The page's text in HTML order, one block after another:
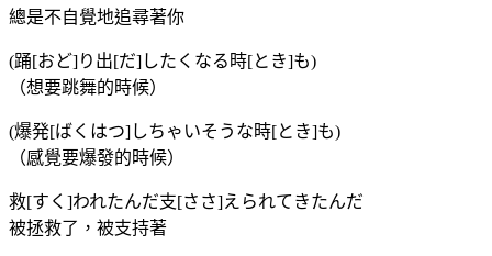
總是不自覺地追尋著你
(踊[おど]り出[だ]したくなる時[とき]も)
（想要跳舞的時候）
(爆発[ばくはつ]しちゃいそうな時[とき]も)
（感覺要爆發的時候）
救[すく]われたんだ支[ささ]えられてきたんだ
被拯救了，被支持著